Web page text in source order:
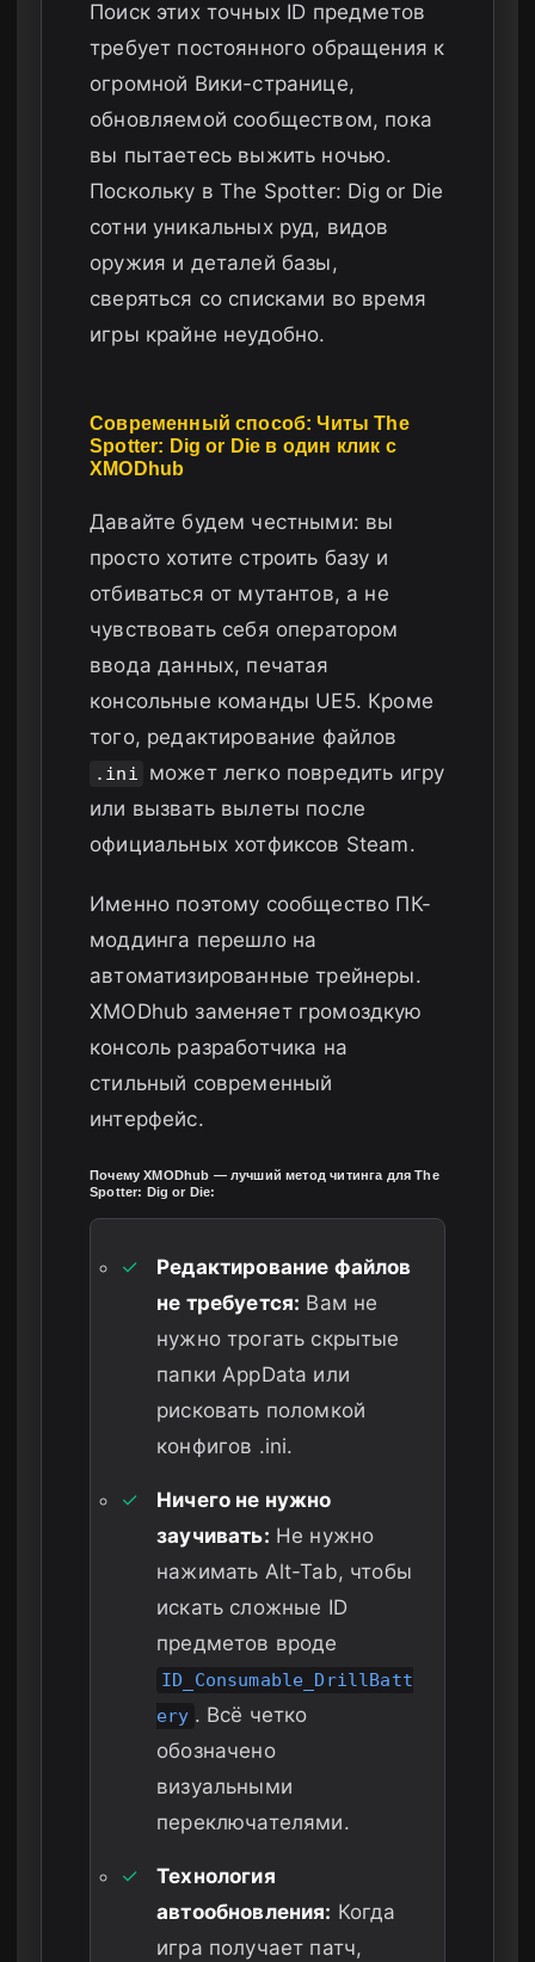
Поиск этих точных ID предметов
требует постоянного обращения к
огромной Вики-странице,
обновляемой сообществом, пока
вы пытаетесь выжить ночью.
Поскольку в The Spotter: Dig or Die
сотни уникальных руд, видов
оружия и деталей базы,
сверяться со списками во время
игры крайне неудобно.
Современный способ: Читы The
Spotter: Dig or Die в один клик с
XMODhub
Давайте будем честными: вы
просто хотите строить базу и
отбиваться от мутантов, а не
чувствовать себя оператором
ввода данных, печатая
консольные команды UE5. Кроме
того, редактирование файлов
.ini
может легко повредить игру
или вызвать вылеты после
официальных хотфиксов Steam.
Именно поэтому сообщество ПК-
моддинга перешло на
автоматизированные трейнеры.
XMODhub заменяет громоздкую
консоль разработчика на
стильный современный
интерфейс.
Почему XMODhub — лучший метод читинга для The
Spotter: Dig or Die:
✓
Редактирование файлов
не требуется: Вам не
нужно трогать скрытые
папки AppData или
рисковать поломкой
конфигов .ini.
✓
Ничего не нужно
заучивать: Не нужно
нажимать Alt-Tab, чтобы
искать сложные ID
предметов вроде
ID_Consumable_DrillBatt
ery . Всё четко
обозначено
визуальными
переключателями.
✓
Технология
автообновления: Когда
игра получает патч,